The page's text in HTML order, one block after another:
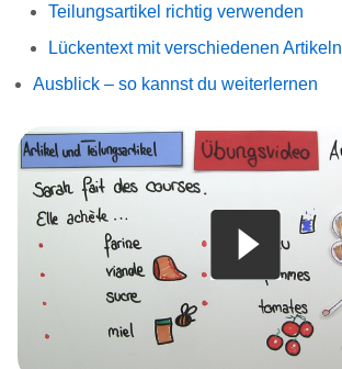
Teilungsartikel richtig verwenden
Lückentext mit verschiedenen Artikeln
Ausblick – so kannst du weiterlernen